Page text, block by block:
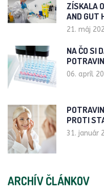
ZÍSKALA
AND GUT
21. máj
NA ČO SI
06. apríl
PROTI
31. január
ARCHÍV ČLÁNKOV